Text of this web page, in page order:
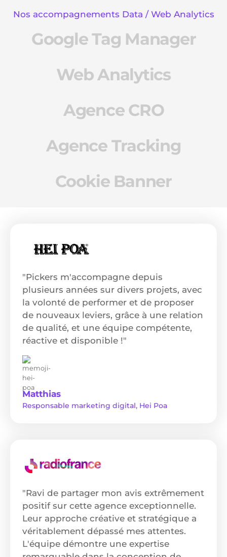
Nos accompagnements Data / Web Analytics
Google Tag Manager
Web Analytics
Agence CRO
Agence Tracking
Cookie Banner
"Pickers m'accompagne depuis
plusieurs années sur divers projets, avec
la volonté de performer et de proposer
de nouveaux leviers, grâce à une relation
de qualité, et une équipe compétente,
réactive et disponible !"
Matthias
Responsable marketing digital, Hei Poa
"Ravi de partager mon avis extrêmement
positif sur cette agence exceptionnelle.
Leur approche créative et stratégique a
véritablement dépassé mes attentes.
L'équipe démontre une expertise